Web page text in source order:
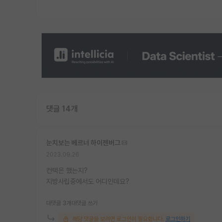
댓글 14개
눈치보는 베르너 하이젠버그
컨택은 했는지?
지방사립중에서도 어디인데요?
대댓글 3개 대댓글 쓰기
해당 댓글을 보려면 로그인이 필요합니다. 로그인하기